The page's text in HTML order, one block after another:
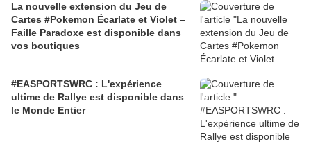
La nouvelle extension du Jeu de
Cartes #Pokemon Écarlate et Violet –
Faille Paradoxe est disponible dans
vos boutiques
#EASPORTSWRC : L'expérience
ultime de Rallye est disponible dans
le Monde Entier